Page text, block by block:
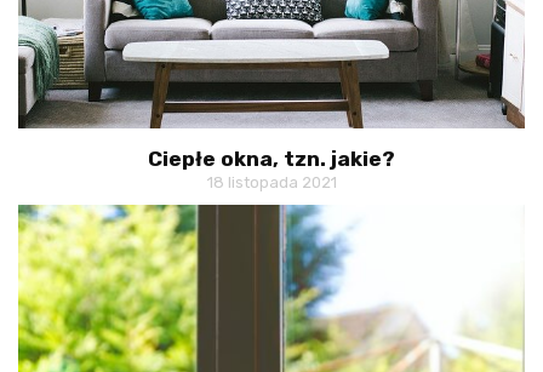
Ciepłe okna, tzn. jakie?
18 listopada 2021